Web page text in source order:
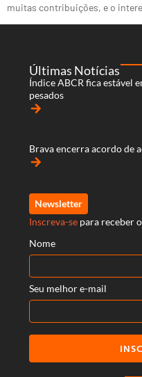
muitas contribuições, e o
Últimas Notícias
Índice ABCR fica estável
pesados
arrow_forward
Brava encerra acordo de
arrow_forward
Newsletter
Inscreva-se para receber
Nome
Seu melhor e-mail